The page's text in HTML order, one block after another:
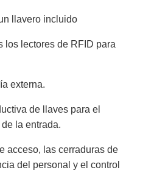
llavero incluido
los lectores de RFID para
externa.
de llaves para el
la entrada.
acceso, las cerraduras de
del personal y el control